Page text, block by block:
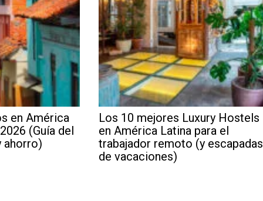
en América
(Guía del
ahorro)
Los 10 mejores Luxury Hostels
en América Latina para el
trabajador remoto (y escapadas
de vacaciones)